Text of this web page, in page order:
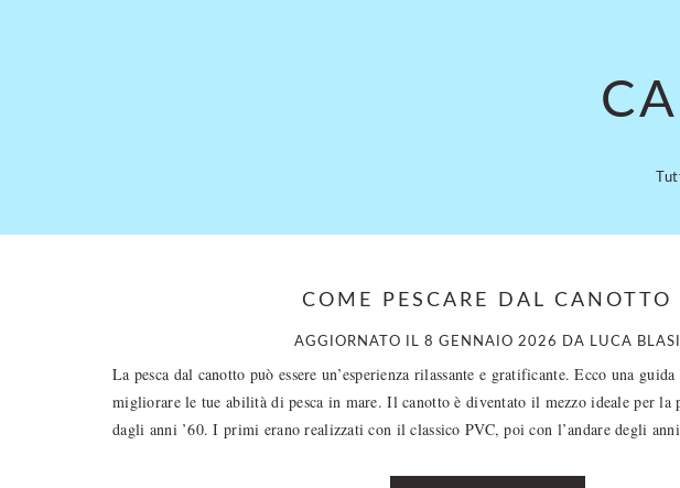
COME PESCARE DAL CANOTTO
AGGIORNATO IL 8 GENNAIO 2026 DA LUCA BLASI
La pesca dal canotto può essere un’esperienza rilassante e gratificante. Ecco una
migliorare le tue abilità di pesca in mare. Il canotto è diventato il mezzo ideale per la
dagli anni ’60. I primi erano realizzati con il classico PVC, poi con l’andare degli